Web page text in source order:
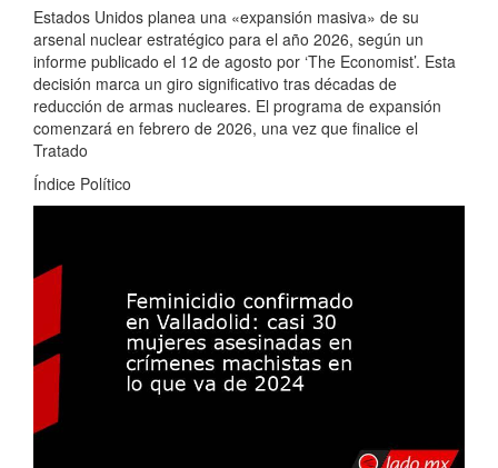
Estados Unidos planea una «expansión masiva» de su
arsenal nuclear estratégico para el año 2026, según un
informe publicado el 12 de agosto por ‘The Economist’. Esta
decisión marca un giro significativo tras décadas de
reducción de armas nucleares. El programa de expansión
comenzará en febrero de 2026, una vez que finalice el
Tratado
Índice Político